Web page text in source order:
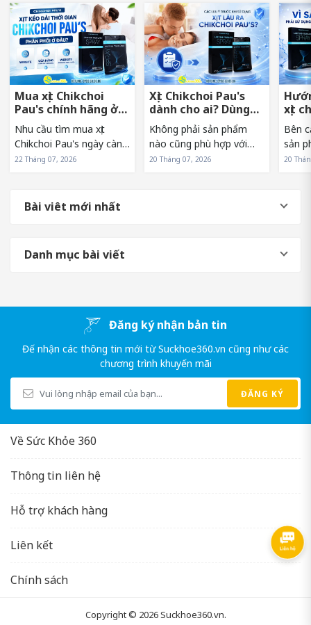
Mua xịt Chikchoi
Pau's chính hãng ở
đâu tránh hàng giả?
Nhu cầu tìm mua xịt
Chikchoi Pau's ngày càng
tăng khiến sản phẩm
nhiên, điều này cũng
22 Tháng 07, 2026
Xịt Chikchoi Pau's
dành cho ai? Dùng
có nóng rát không?
Không phải sản phẩm
nào cũng phù hợp với
mọi đối tượng. Vì vậy,
20 Tháng 07, 2026
xịt
sớm
Bên
sản
sử
và
20
Bài viêt mới nhất
Danh mục bài viết
Đăng ký nhận bản tin
Đế nhận các thông tin mới từ Suckhoe360.vn cũng như các
chương trình khuyến mãi
ĐĂNG KÝ
Về Sức Khỏe 360
Thông tin liên hệ
Hỗ trợ khách hàng
Liên kết
Chính sách
Copyright © 2026Suckhoe360.vn.